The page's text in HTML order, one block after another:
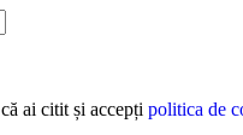
ai citit și accepți politica de